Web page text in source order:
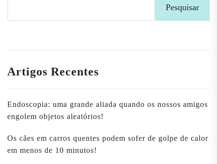
Pesquisar
Artigos Recentes
Endoscopia: uma grande aliada quando os nossos amigos
engolem objetos aleatórios!
Os cães em carros quentes podem sofer de golpe de calor
em menos de 10 minutos!